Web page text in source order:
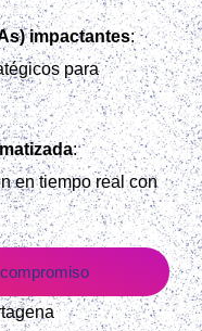
impactantes:
para
:
en tiempo real con